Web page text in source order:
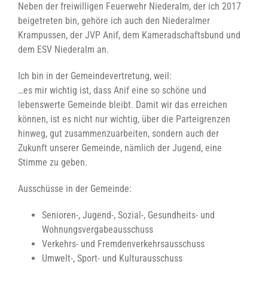
Neben der freiwilligen Feuerwehr Niederalm, der ich 2017
beigetreten bin, gehöre ich auch den Niederalmer
Krampussen, der JVP Anif, dem Kameradschaftsbund und
dem ESV Niederalm an.
Ich bin in der Gemeindevertretung, weil:
…es mir wichtig ist, dass Anif eine so schöne und
lebenswerte Gemeinde bleibt. Damit wir das erreichen
können, ist es nicht nur wichtig, über die Parteigrenzen
hinweg, gut zusammenzuarbeiten, sondern auch der
Zukunft unserer Gemeinde, nämlich der Jugend, eine
Stimme zu geben.
Ausschüsse in der Gemeinde:
Senioren-, Jugend-, Sozial-, Gesundheits- und
Wohnungsvergabeausschuss
Verkehrs- und Fremdenverkehrsausschuss
Umwelt-, Sport- und Kulturausschuss